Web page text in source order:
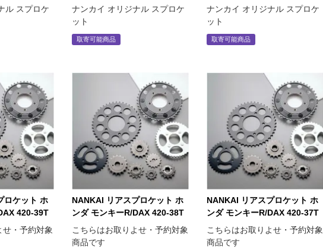
ル スプロケ
ナンカイ オリジナル スプロケ
ット
取寄可能商品
ナンカイ オリジナル スプロケ
ット
取寄可能商品
ロケット ホ
420-39T
せ・予約対象
NANKAI リアスプロケット ホ
ンダ モンキーR/DAX 420-38T
こちらはお取りよせ・予約対象
商品です
NANKAI リアスプロケット ホ
ンダ モンキーR/DAX 420-37T
こちらはお取りよせ・予約対象
商品です